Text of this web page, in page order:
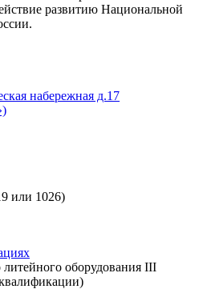
развитию Национальной
набережная д.17
или 1026)
оборудования III